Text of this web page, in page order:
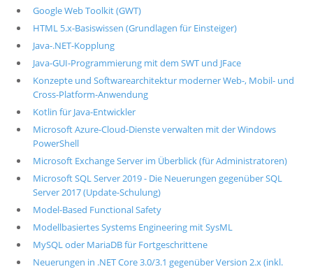
Google Web Toolkit (GWT)
HTML 5.x-Basiswissen (Grundlagen für Einsteiger)
Java-.NET-Kopplung
Java-GUI-Programmierung mit dem SWT und JFace
Konzepte und Softwarearchitektur moderner Web-, Mobil- und
Cross-Platform-Anwendung
Kotlin für Java-Entwickler
Microsoft Azure-Cloud-Dienste verwalten mit der Windows
PowerShell
Microsoft Exchange Server im Überblick (für Administratoren)
Microsoft SQL Server 2019 - Die Neuerungen gegenüber SQL
Server 2017 (Update-Schulung)
Model-Based Functional Safety
Modellbasiertes Systems Engineering mit SysML
MySQL oder MariaDB für Fortgeschrittene
Neuerungen in .NET Core 3.0/3.1 gegenüber Version 2.x (inkl.